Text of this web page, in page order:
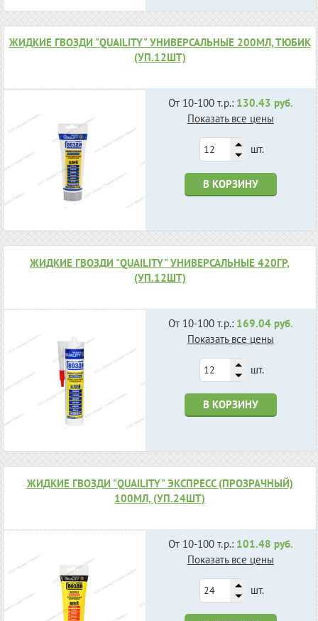
ЖИДКИЕ ГВОЗДИ "QUAILITY" УНИВЕРСАЛЬНЫЕ 200МЛ, ТЮБИК
(УП.12ШТ)
От 10-100 т.р.: 130.43 руб.
Показать все цены
шт.
В КОРЗИНУ
ЖИДКИЕ ГВОЗДИ "QUAILITY" УНИВЕРСАЛЬНЫЕ 420ГР,
(УП.12ШТ)
От 10-100 т.р.: 169.04 руб.
Показать все цены
шт.
В КОРЗИНУ
ЖИДКИЕ ГВОЗДИ "QUAILITY" ЭКСПРЕСС (ПРОЗРАЧНЫЙ)
100МЛ, (УП.24ШТ)
От 10-100 т.р.: 101.48 руб.
Показать все цены
шт.